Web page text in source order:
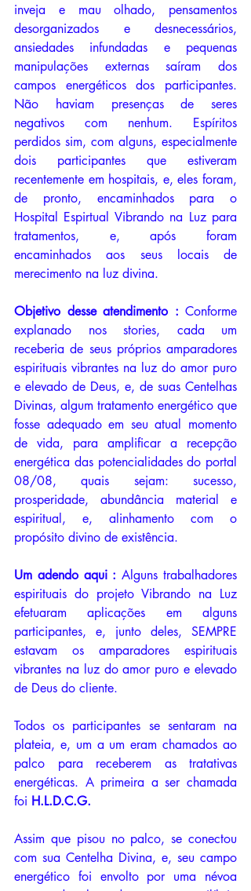
inveja e mau olhado, pensamentos
desorganizados e desnecessários,
ansiedades infundadas e pequenas
manipulações externas saíram dos
campos energéticos dos participantes.
Não haviam presenças de seres
negativos com nenhum. Espíritos
perdidos sim, com alguns, especialmente
dois participantes que estiveram
recentemente em hospitais, e, eles foram,
de pronto, encaminhados para o
Hospital Espirtual Vibrando na Luz para
tratamentos, e, após foram
encaminhados aos seus locais de
merecimento na luz divina.
Objetivo desse atendimento : Conforme
explanado nos stories, cada um
receberia de seus próprios amparadores
espirituais vibrantes na luz do amor puro
e elevado de Deus, e, de suas Centelhas
Divinas, algum tratamento energético que
fosse adequado em seu atual momento
de vida, para amplificar a recepção
energética das potencialidades do portal
08/08, quais sejam: sucesso,
prosperidade, abundância material e
espiritual, e, alinhamento com o
propósito divino de existência.
Um adendo aqui : Alguns trabalhadores
espirituais do projeto Vibrando na Luz
efetuaram aplicações em alguns
participantes, e, junto deles, SEMPRE
estavam os amparadores espirituais
vibrantes na luz do amor puro e elevado
de Deus do cliente.
Todos os participantes se sentaram na
plateia, e, um a um eram chamados ao
palco para receberem as tratativas
energéticas. A primeira a ser chamada
foi H.L.D.C.G.
Assim que pisou no palco, se conectou
com sua Centelha Divina, e, seu campo
energético foi envolto por uma névoa